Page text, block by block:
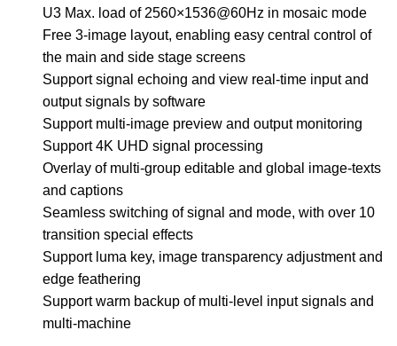
U3 Max. load of 2560×1536@60Hz in mosaic mode
Free 3-image layout, enabling easy central control of
the main and side stage screens
Support signal echoing and view real-time input and
output signals by software
Support multi-image preview and output monitoring
Support 4K UHD signal processing
Overlay of multi-group editable and global image-texts
and captions
Seamless switching of signal and mode, with over 10
transition special effects
Support luma key, image transparency adjustment and
edge feathering
Support warm backup of multi-level input signals and
multi-machine